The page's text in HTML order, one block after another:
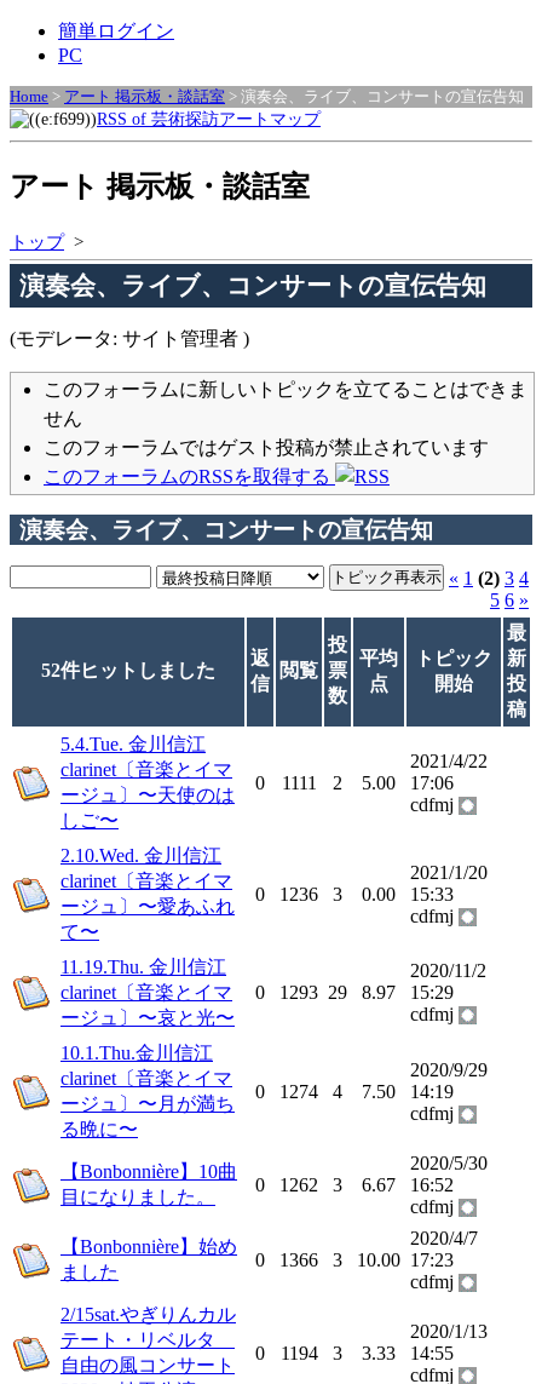
簡単ログイン
PC
Home > アート 掲示板・談話室 > 演奏会、ライブ、コンサートの宣伝告知
RSS of 芸術探訪アートマップ
アート 掲示板・談話室
トップ>
演奏会、ライブ、コンサートの宣伝告知
(モデレータ: サイト管理者 )
このフォーラムに新しいトピックを立てることはできま
せん
このフォーラムではゲスト投稿が禁止されています
このフォーラムのRSSを取得する
演奏会、ライブ、コンサートの宣伝告知
« 1 (2) 3 4
5 6 »
52件ヒットしました
返
信
閲覧
投
票
数
平均
点
トピック
開始
最
新
投
稿
5.4.Tue. 金川信江
clarinet〔音楽とイマ
ージュ〕〜天使のは
しご〜
0 1111 2 5.00
2021/4/22
17:06
cdfmj
2.10.Wed. 金川信江
clarinet〔音楽とイマ
ージュ〕〜愛あふれ
て〜
0 1236 3 0.00
2021/1/20
15:33
cdfmj
11.19.Thu. 金川信江
clarinet〔音楽とイマ
ージュ〕〜哀と光〜
0 1293 29 8.97
2020/11/2
15:29
cdfmj
10.1.Thu.金川信江
clarinet〔音楽とイマ
ージュ〕〜月が満ち
る晩に〜
0 1274 4 7.50
2020/9/29
14:19
cdfmj
【Bonbonnière】10曲
目になりました。
0 1262 3 6.67
2020/5/30
16:52
cdfmj
【Bonbonnière】始め
ました
0 1366 3 10.00
2020/4/7
17:23
cdfmj
2/15sat.やぎりんカル
テート・リベルタ
自由の風コンサート
0 1194 3 3.33
2020/1/13
14:55
cdfmj